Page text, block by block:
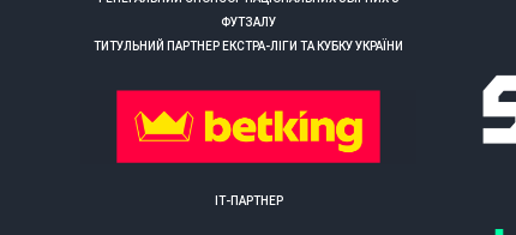
ФУТЗАЛУ
ТИТУЛЬНИЙ ПАРТНЕР ЕКСТРА-ЛІГИ ТА КУБКУ УКРАЇНИ
ІТ-ПАРТНЕР